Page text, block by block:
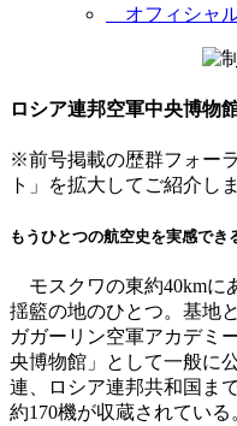
オフィシャ
ロシア連邦空軍中央博物
※前号掲載の歴群フォー
ト」を拡大してご紹介しま
もうひとつの航空史を実感でき
モスクワの東約40kmに
揺籃の地のひとつ。基地
ガガーリン空軍アカデミ
央博物館」として一般に
連、ロシア連邦共和国ま
約170機が収蔵されている